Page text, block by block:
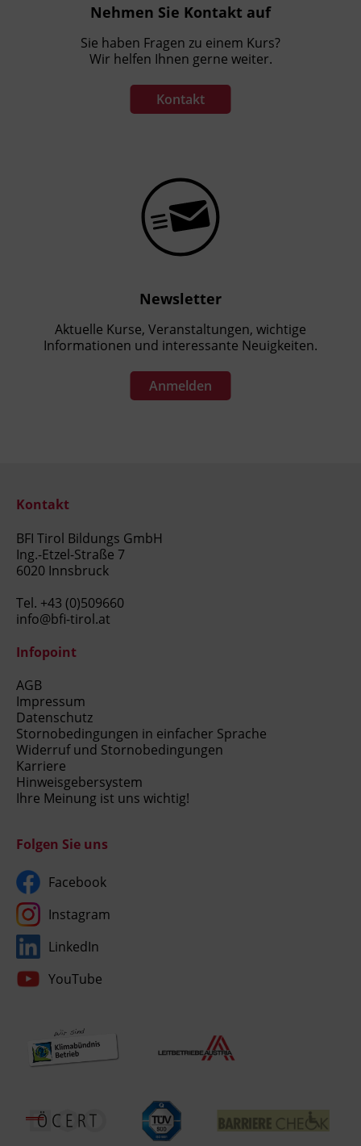
Nehmen Sie Kontakt auf
Sie haben Fragen zu einem Kurs?
Wir helfen Ihnen gerne weiter.
Kontakt
Newsletter
Aktuelle Kurse, Veranstaltungen, wichtige
Informationen und interessante Neuigkeiten.
Anmelden
Kontakt
BFI Tirol Bildungs GmbH
Ing.-Etzel-Straße 7
6020 Innsbruck
Tel. +43 (0)509660
info@bfi-tirol.at
Infopoint
AGB
Impressum
Datenschutz
Stornobedingungen in einfacher Sprache
Widerruf und Stornobedingungen
Karriere
Hinweisgebersystem
Ihre Meinung ist uns wichtig!
Folgen Sie uns
Facebook
Instagram
LinkedIn
YouTube